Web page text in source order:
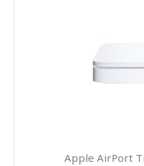
Apple AirPort